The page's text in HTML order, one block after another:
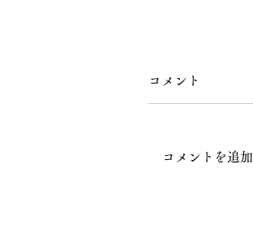
コメント
コメントを追